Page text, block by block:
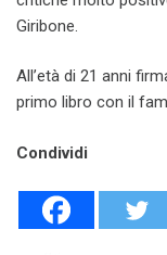
Giribone.
All’età di 21 anni
primo libro con il
Condividi